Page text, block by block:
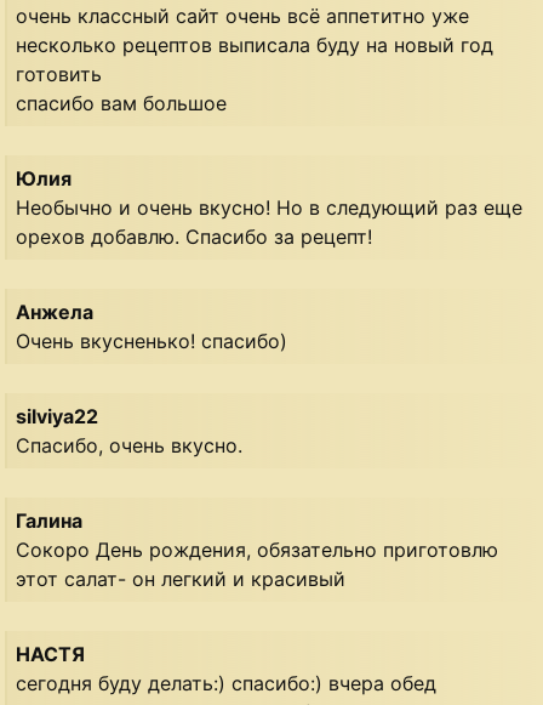
очень классный сайт очень всё аппетитно уже
несколько рецептов выписала буду на новый год
готовить
спасибо вам большое
Юлия
Необычно и очень вкусно! Но в следующий раз еще
орехов добавлю. Спасибо за рецепт!
Анжела
Очень вкусненько! спасибо)
silviya22
Cпасибо, очень вкусно.
Галина
Сокоро День рождения, обязательно приготовлю
этот салат- он легкий и красивый
НАСТЯ
сегодня буду делать:) спасибо:) вчера обед